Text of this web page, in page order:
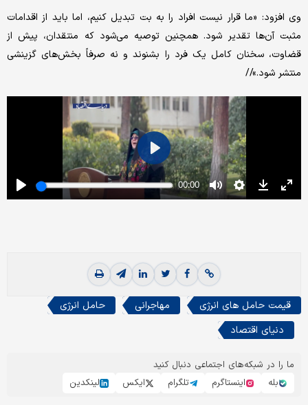
وی افزود: «ما قرار نیست افراد را به بت تبدیل کنیم، اما باید از اقدامات
مثبت آن‌ها تقدیر شود. همچنین توصیه می‌شود که منتقدان، پیش از
قضاوت، سخنان کامل یک فرد را بشنوند و نه صرفاً بخش‌های گزینشی
منتشر شود.»//
قیمت حامل های انرژی مهاجرانی
حامل انرژی
دنیای اقتصاد
ما را در شبکه‌های اجتماعی دنبال کنید
بله
اینستاگرم تلگرام ایکس لینکدین